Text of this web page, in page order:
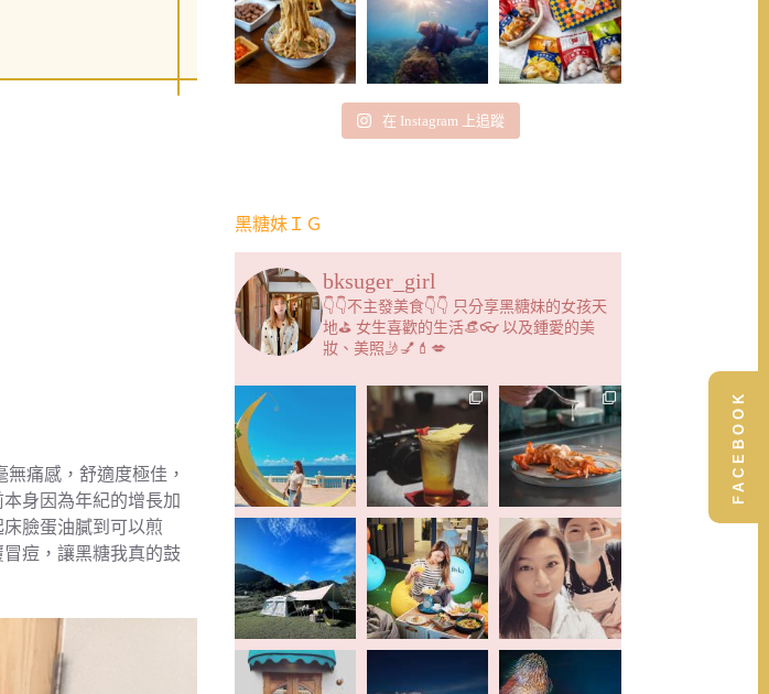
痛感，舒適度極佳，
身因為年紀的增長加
臉蛋油膩到可以煎
痘，讓黑糖我真的鼓
在 Instagram 上追蹤
黑糖妹ＩＧ
bksuger_girl
👇👇不主發美食👇👇 只分享黑糖妹的女孩天
地⛳️ 女生喜歡的生活👒👓 以及鍾愛的美
妝、美照🤳💅💄💋
FACEBOOK